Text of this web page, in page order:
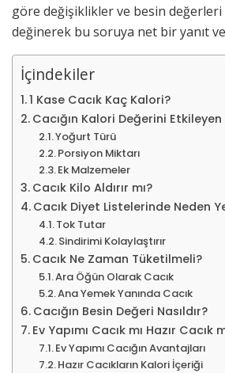
göre değişiklikler ve besin
değinerek bu soruya net bir yanıt
İçindekiler
1 Kase Cacık Kaç Kalori?
Cacığın Kalori Değerini
Yoğurt Türü
Porsiyon Miktarı
Ek Malzemeler
Cacık Kilo Aldırır mı?
Cacık Diyet Listelerinde Neden
Tok Tutar
Sindirimi Kolaylaştırır
Cacık Ne Zaman Tüketilmeli?
Ara Öğün Olarak Cacık
Ana Yemek Yanında Cacık
Cacığın Besin Değeri Nasıldır?
Ev Yapımı Cacık mı Hazır Cacık
Ev Yapımı Cacığın Avantajları
Hazır Cacıkların Kalori İçeriği